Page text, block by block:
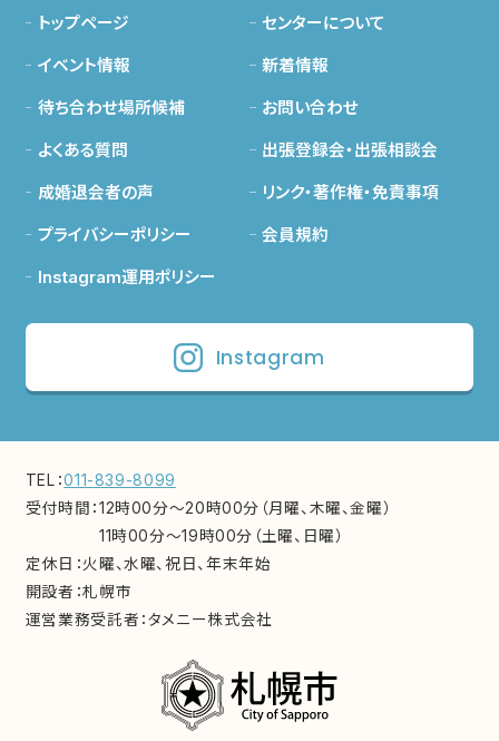
トップページ センターについて
イベント情報 新着情報
待ち合わせ場所候補 お問い合わせ
よくある質問 出張登録会・出張相談会
成婚退会者の声 リンク・著作権・免責事項
プライバシーポリシー 会員規約
Instagram運用ポリシー
Instagram
TEL：011-839-8099
受付時間：12時00分～20時00分（月曜、木曜、金曜）
11時00分～19時00分（土曜、日曜）
定休日：火曜、水曜、祝日、年末年始
開設者：札幌市
運営業務受託者：タメニー株式会社